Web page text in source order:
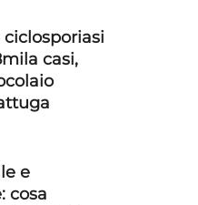
casi,
e
cosa